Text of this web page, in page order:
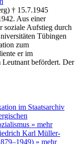
† 15.7.1945
Aus einer
soziale Aufstieg durch
Tübingen
zum
er im
befördert. Der
im Staatsarchiv
» mehr
Karl Müller-
» mehr